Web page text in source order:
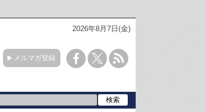
2026年8月7日(金)
メルマガ登録